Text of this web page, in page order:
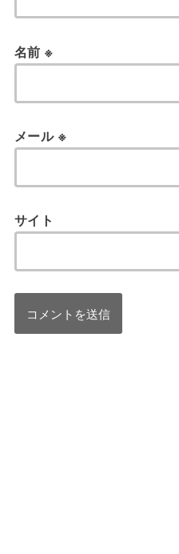
名前※
メール ※
サイト